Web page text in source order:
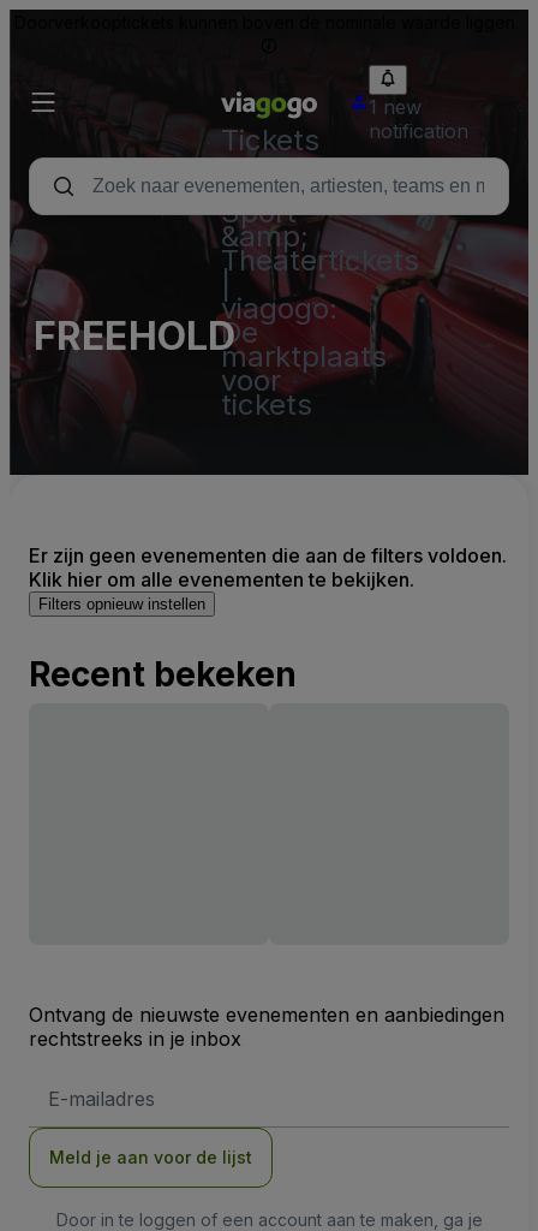
Tickets
-
Concert,
Sport
&amp;
Theatertickets
viagogo:
De
marktplaats
voor
tickets
1 new
notification
FREEHOLD
Er zijn geen evenementen die aan de filters voldoen.
Klik hier om alle evenementen te bekijken.
Filters opnieuw instellen
Recent bekeken
Ontvang de nieuwste evenementen en aanbiedingen
rechtstreeks in je inbox
mailadres
Meld je aan voor de lijst
Door in te loggen of een account aan te maken, ga je